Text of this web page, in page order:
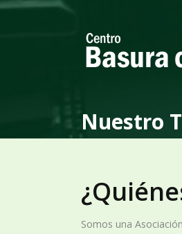
Nuestro
Somos una